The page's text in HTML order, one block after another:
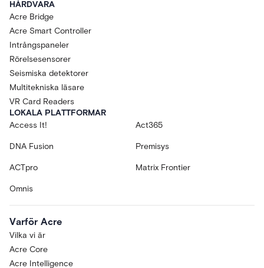
HÅRDVARA
Acre Bridge
Acre Smart Controller
Intrångspaneler
Rörelsesensorer
Seismiska detektorer
Multitekniska läsare
VR Card Readers
LOKALA PLATTFORMAR
Access It!
Act365
DNA Fusion Premisys
ACTpro Matrix Frontier
Omnis
Varför Acre
Vilka vi är
Acre Core
Acre Intelligence